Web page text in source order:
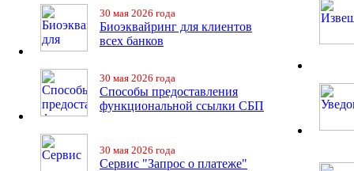
30 мая 2026 года
Биоэквайринг для клиентов
всех банков
30 мая 2026 года
Способы предоставления
функциональной ссылки СБП
30 мая 2026 года
Сервис "Запрос о платеже"